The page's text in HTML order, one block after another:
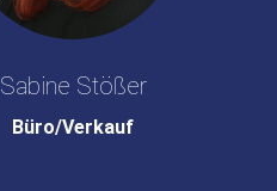
Sabine Stößer
Büro/Verkauf